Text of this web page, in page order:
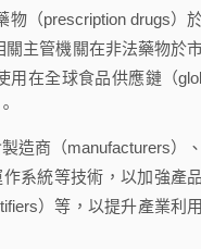
（prescription drugs）
主管機關在非法藥物於
用在全球食品供應鏈（
造商（manufacturers）
系統等技術，以加強產
）等，以提升產業利